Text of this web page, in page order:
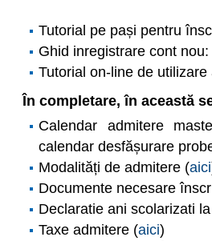
Tutorial pe pași pentru
Ghid inregistrare cont nou:
Tutorial on-line de
În completare, în această
Calendar admitere
calendar desfășurare
Modalități de admitere (aici
Documente necesare
Declaratie ani scolarizati
Taxe admitere (aici)